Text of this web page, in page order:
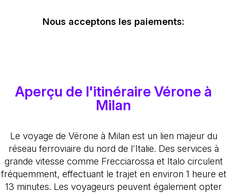
Nous acceptons les paiements:
Aperçu de l'itinéraire Vérone à
Milan
Le voyage de Vérone à Milan est un lien majeur du
réseau ferroviaire du nord de l'Italie. Des services à
grande vitesse comme Frecciarossa et Italo circulent
fréquemment, effectuant le trajet en environ 1 heure et
13 minutes. Les voyageurs peuvent également opter